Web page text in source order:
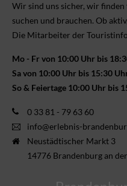
Wir sind uns sicher, wir finden
suchen und brauchen. Ob
Die Mitarbeiter der
Mo - Fr von 10:00 Uhr bis
Sa von 10:00 Uhr bis 15:30
So & Feiertage 10:00 Uhr bis
0 33 81 - 79 63 60
info@erlebnis-
Neustädtischer Markt 3
14776 Brandenburg an